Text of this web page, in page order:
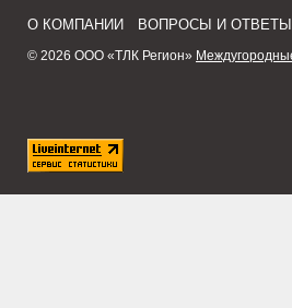
О КОМПАНИИ ВОПРОСЫ И ОТВЕТЫ
© 2026 ООО «ТЛК Регион»